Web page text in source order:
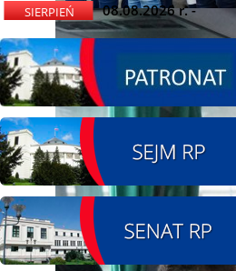
SIERPIEŃ
08
08.08.2026 r. -
Dożynki i
SIERPIEŃ
08
08.08.2026 r. - Piknik
integracyjny. Krępa
60 u Sołtysa